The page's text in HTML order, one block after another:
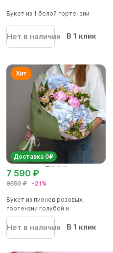
Букет из 1 белой гортензии
Нет в наличии В 1 клик
Доставка 0₽
9550 ₽ -21%
7 590 ₽
Букет из пионов розовых,
гортензии голубой и
альстромер...
Нет в наличии В 1 клик